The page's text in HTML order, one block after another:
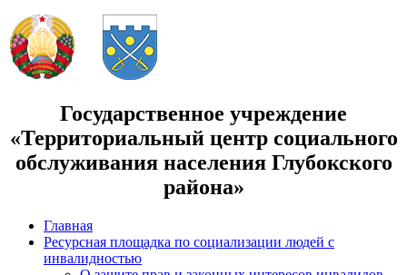
Государственное учреждение
«Территориальный центр социального
обслуживания населения Глубокского
района»
Главная
Ресурсная площадка по социализации людей с
инвалидностью